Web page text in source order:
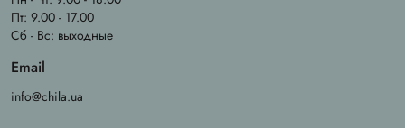
Пт: 9.00 - 17.00
Сб - Вс: выходные
Email
info@chila.ua